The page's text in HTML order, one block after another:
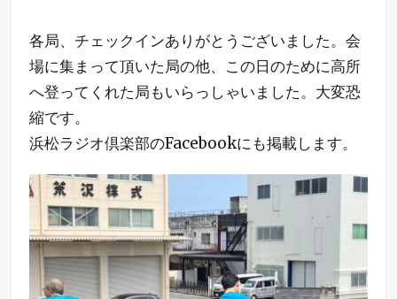
各局、チェックインありがとうございました。会
場に集まって頂いた局の他、この日のために高所
へ登ってくれた局もいらっしゃいました。大変恐
縮です。
浜松ラジオ倶楽部のFacebookにも掲載します。